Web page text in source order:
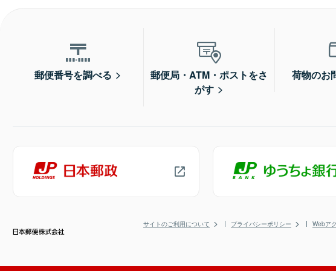
郵便番号を調べる
郵便局・ATM・ポストをさ
がす
荷物のお
サイトのご利用について プライバシーポリシー Webア